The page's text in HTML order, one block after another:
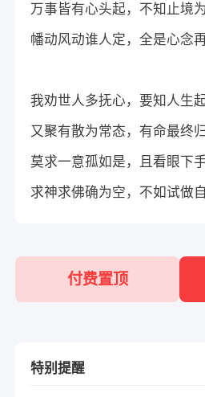
万事皆有心头起，不知止境为
幡动风动谁人定，全是心念再
我劝世人多抚心，要知人生起
又聚有散为常态，有命最终归
莫求一意孤如是，且看眼下手
求神求佛确为空，不如试做自
付费置顶
特别提醒